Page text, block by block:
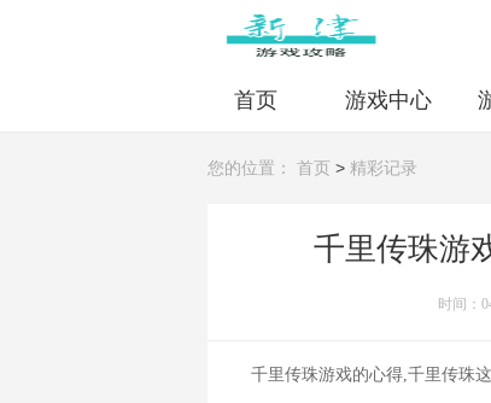
首页 游戏中心
您的位置： 首页 > 精彩记录
千里传珠游
时间：
千里传珠游戏的心得,千里传珠这